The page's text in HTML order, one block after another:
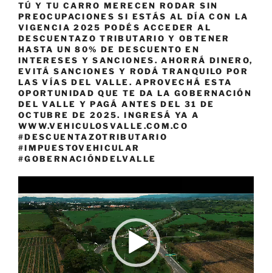
TÚ Y TU CARRO MERECEN RODAR SIN
PREOCUPACIONES SI ESTÁS AL DÍA CON LA
VIGENCIA 2025 PODÉS ACCEDER AL
DESCUENTAZO TRIBUTARIO Y OBTENER
HASTA UN 80% DE DESCUENTO EN
INTERESES Y SANCIONES. AHORRÁ DINERO,
EVITÁ SANCIONES Y RODÁ TRANQUILO POR
LAS VÍAS DEL VALLE. APROVECHÁ ESTA
OPORTUNIDAD QUE TE DA LA GOBERNACIÓN
DEL VALLE Y PAGÁ ANTES DEL 31 DE
OCTUBRE DE 2025. INGRESÁ YA A
WWW.VEHICULOSVALLE.COM.CO
#DESCUENTAZOTRIBUTARIO
#IMPUESTOVEHICULAR
#GOBERNACIÓNDELVALLE
de
vídeo